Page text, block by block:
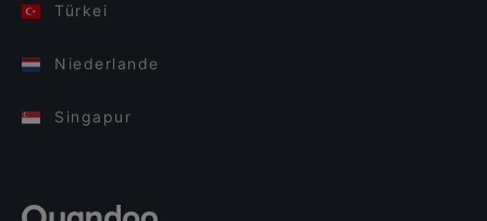
Türkei
Niederlande
Singapur